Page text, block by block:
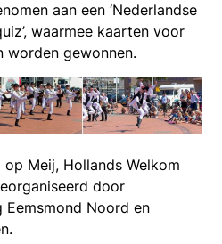
aan een ‘Nederlandse
waarmee kaarten voor
worden gewonnen.
Meij, Hollands Welkom
door
Eemsmond Noord en